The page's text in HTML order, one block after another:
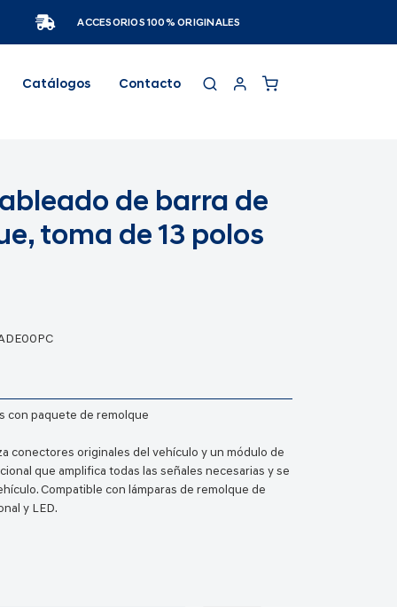
ACCESORIOS 100% ORIGINALES
Catálogos Contacto
de barra de
toma de 13 polos
con paquete de remolque
conectores originales del vehículo y un módulo de
que amplifica todas las señales necesarias y se
Compatible con lámparas de remolque de
y LED.